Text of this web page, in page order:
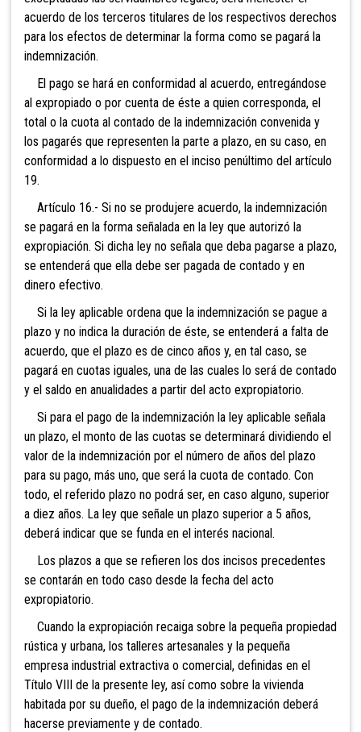
acuerdo de los terceros titulares de los respectivos derechos
para los efectos de determinar la forma como se pagará la
indemnización.
El pago se hará en conformidad al acuerdo, entregándose
al expropiado o por cuenta de éste a quien corresponda, el
total o la cuota al contado de la indemnización convenida y
los pagarés que representen la parte a plazo, en su caso, en
conformidad a lo dispuesto en el inciso penúltimo del artículo
19.
Artículo 16.- Si no se produjere acuerdo, la indemnización
se pagará en la forma señalada en la ley que autorizó la
expropiación. Si dicha ley no señala que deba pagarse a plazo,
se entenderá que ella debe ser pagada de contado y en
dinero efectivo.
Si la ley aplicable ordena que la indemnización se pague a
plazo y no indica la duración de éste, se entenderá a falta de
acuerdo, que el plazo es de cinco años y, en tal caso, se
pagará en cuotas iguales, una de las cuales lo será de contado
y el saldo en anualidades a partir del acto expropiatorio.
Si para el pago de la indemnización la ley aplicable señala
un plazo, el monto de las cuotas se determinará dividiendo el
valor de la indemnización por el número de años del plazo
para su pago, más uno, que será la cuota de contado. Con
todo, el referido plazo no podrá ser, en caso alguno, superior
a diez años. La ley que señale un plazo superior a 5 años,
deberá indicar que se funda en el interés nacional.
Los plazos a que se refieren los dos incisos precedentes
se contarán en todo caso desde la fecha del acto
expropiatorio.
Cuando la expropiación recaiga sobre la pequeña propiedad
rústica y urbana, los talleres artesanales y la pequeña
empresa industrial extractiva o comercial, definidas en el
Título VIII de la presente ley, así como sobre la vivienda
habitada por su dueño, el pago de la indemnización deberá
hacerse previamente y de contado.